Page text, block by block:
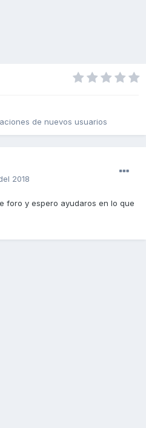
de nuevos usuarios
2018
foro y espero ayudaros en lo que